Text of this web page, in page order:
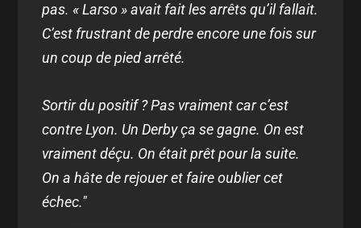
pas. « Larso » avait fait les arrêts qu’il fallait.
C’est frustrant de perdre encore une fois sur
un coup de pied arrêté.
Sortir du positif ? Pas vraiment car c’est
contre Lyon. Un Derby ça se gagne. On est
vraiment déçu. On était prêt pour la suite.
On a hâte de rejouer et faire oublier cet
échec."